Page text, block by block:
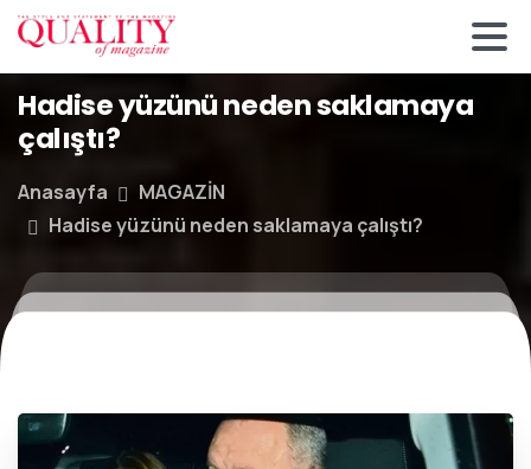
Hadise yüzünü neden saklamaya
çalıştı?
Anasayfa
MAGAZİN
Hadise yüzünü neden saklamaya çalıştı?